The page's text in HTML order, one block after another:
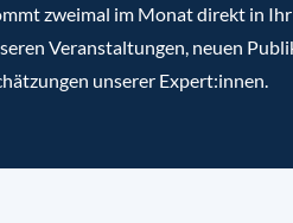
zweimal im Monat direkt in
Veranstaltungen, neuen
unserer Expert:innen.